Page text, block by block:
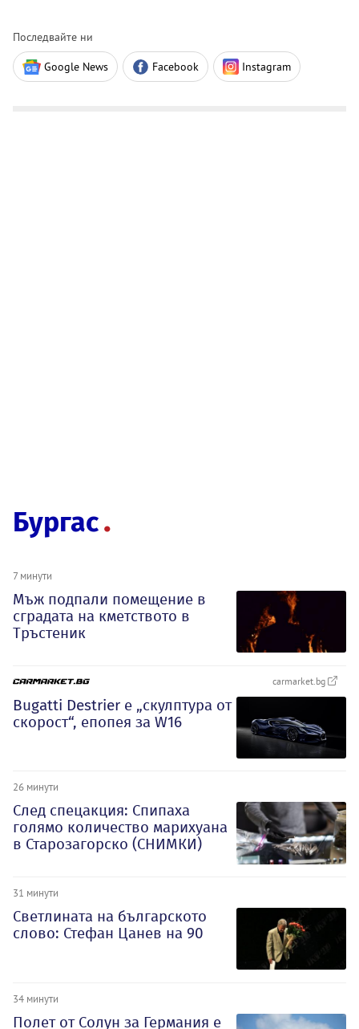
Последвайте ни
Google News Facebook Instagram
Бургас
7 минути
Мъж подпали помещение в
сградата на кметството в
Тръстеник
carmarket.bg
Bugatti Destrier е „скулптура от
скорост“, епопея за W16
26 минути
След спецакция: Спипаха
голямо количество марихуана
в Старозагорско (СНИМКИ)
31 минути
Светлината на българското
слово: Стефан Цанев на 90
34 минути
Полет от Солун за Германия е